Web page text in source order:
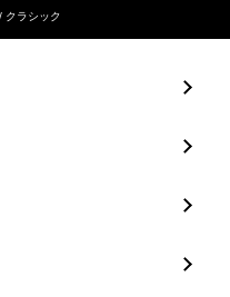
クラシック